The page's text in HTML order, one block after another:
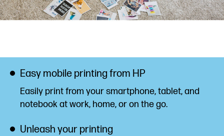
Easy mobile printing from HP
Easily print from your smartphone, tablet, and
notebook at work, home, or on thego.
Unleash your printing